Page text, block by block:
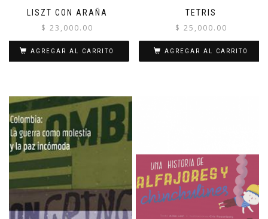
LISZT CON ARAÑA
$ 23,000.00
AGREGAR AL CARRITO
TETRIS
$ 25,000.00
AGREGAR AL CARRITO